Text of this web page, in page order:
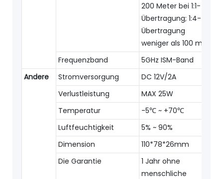
200 Meter bei 1:1-
Übertragung; 1:4-
Übertragung
weniger als 100 m
Frequenzband
5GHz ISM-Band
Andere
Stromversorgung
DC 12V/2A
Verlustleistung
MAX 25W
Temperatur
-5℃ ~ +70℃
Luftfeuchtigkeit
5% ~ 90%
Dimension
110*78*26mm
Die Garantie
1 Jahr ohne
menschliche